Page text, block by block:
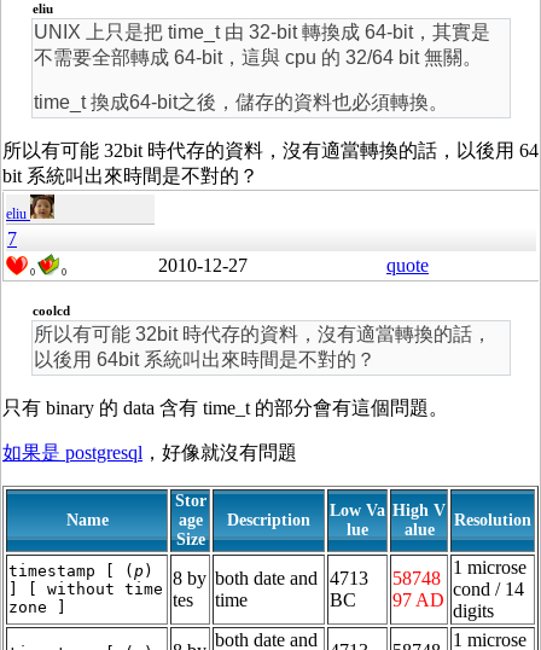
eliu
UNIX 上只是把 time_t 由 32-bit 轉換成 64-bit，其實是
不需要全部轉成 64-bit，這與 cpu 的 32/64 bit 無關。
time_t 換成64-bit之後，儲存的資料也必須轉換。
所以有可能 32bit 時代存的資料，沒有適當轉換的話，以後用 64
bit 系統叫出來時間是不對的？
eliu
7
0 0 2010-12-27 quote
coolcd
所以有可能 32bit 時代存的資料，沒有適當轉換的話，
以後用 64bit 系統叫出來時間是不對的？
只有 binary 的 data 含有 time_t 的部分會有這個問題。
如果是 postgresql ，好像就沒有問題
Name
Stor
age
Size
Description
Low Va
lue
High V
alue
Resolution
timestamp [ ( p)
] [ without time
zone ]
8 by
tes
both date and
time
4713
BC
58748
97 AD
1 microse
cond / 14
digits
both date and 1 microse